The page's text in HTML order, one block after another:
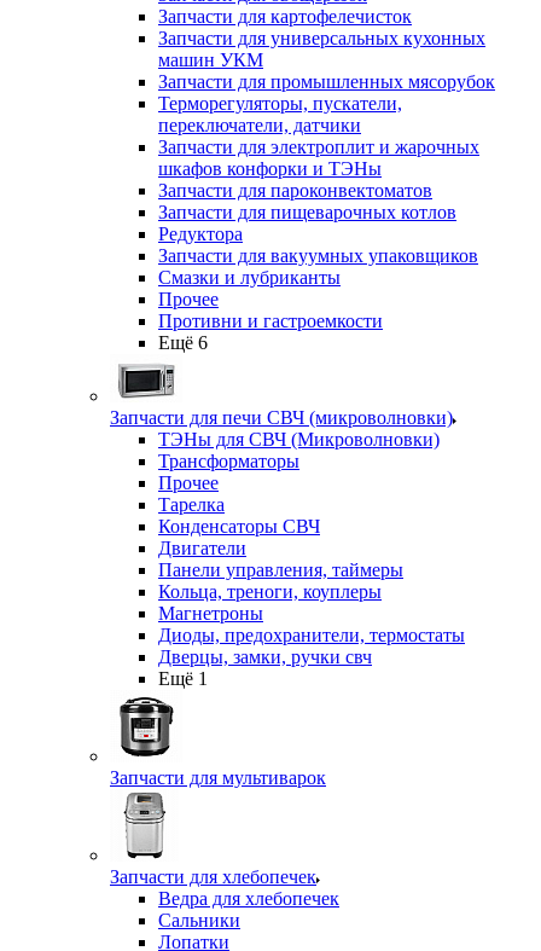
Запчасти для картофелечисток
Запчасти для универсальных кухонных
машин УКМ
Запчасти для промышленных мясорубок
Терморегуляторы, пускатели,
переключатели, датчики
Запчасти для электроплит и жарочных
шкафов конфорки и ТЭНы
Запчасти для пароконвектоматов
Запчасти для пищеварочных котлов
Редуктора
Запчасти для вакуумных упаковщиков
Смазки и лубриканты
Прочее
Противни и гастроемкости
Ещё 6
Запчасти для печи СВЧ (микроволновки)
ТЭНы для СВЧ (Микроволновки)
Трансформаторы
Прочее
Тарелка
Конденсаторы СВЧ
Двигатели
Панели управления, таймеры
Кольца, треноги, коуплеры
Магнетроны
Диоды, предохранители, термостаты
Дверцы, замки, ручки свч
Ещё 1
Запчасти для мультиварок
Запчасти для хлебопечек
Ведра для хлебопечек
Сальники
Лопатки